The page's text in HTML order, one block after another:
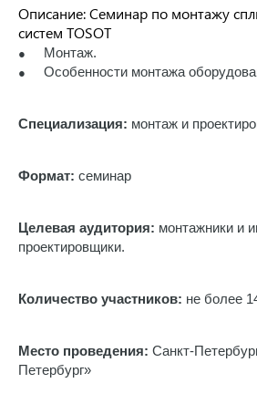
Описание: Семинар по монтажу
систем TOSOT
● Монтаж.
● Особенности монтажа
Специализация: монтаж и
Формат: семинар
Целевая аудитория: монтажники и
проектировщики.
Количество участников: не более
Место проведения: Санкт-
Петербург»